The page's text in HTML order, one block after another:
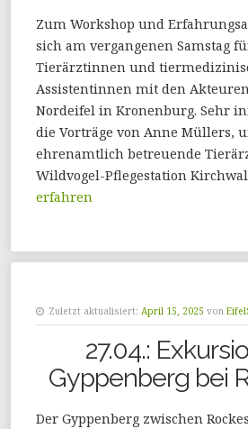
Zum Workshop und
sich am vergangenen Samstag
Tierärztinnen und
Assistentinnen mit den
Nordeifel in Kronenburg. Sehr
die Vorträge von Anne Müllers,
ehrenamtlich betreuende
Wildvogel-Pflegestation
erfahren
Zuletzt aktualisiert: April 15, 2025 von
27.04.:
Gyppenberg bei
Der Gyppenberg zwischen